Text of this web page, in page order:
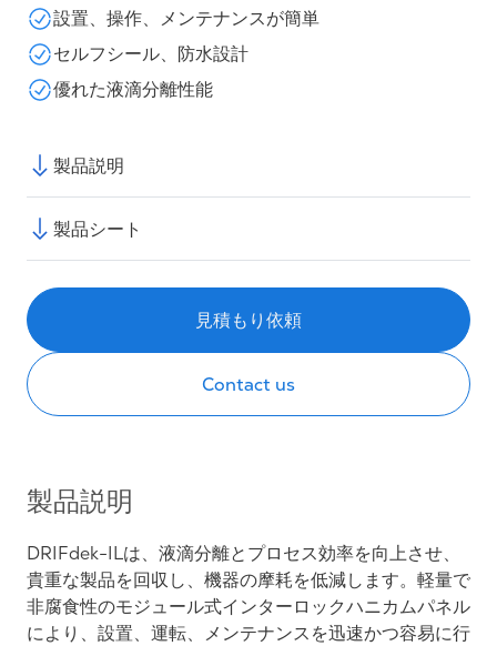
設置、操作、メンテナンスが簡単
セルフシール、防水設計
優れた液滴分離性能
製品説明
製品シート
見積もり依頼
Contact us
製品説明
DRIFdek-ILは、液滴分離とプロセス効率を向上させ、
貴重な製品を回収し、機器の摩耗を低減します。軽量で
非腐食性のモジュール式インターロックハニカムパネル
により、設置、運転、メンテナンスを迅速かつ容易に行